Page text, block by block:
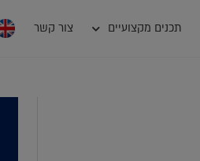
תכנים מקצועיים צור קשר